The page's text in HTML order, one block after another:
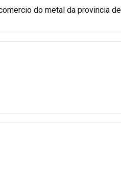
do metal da provincia